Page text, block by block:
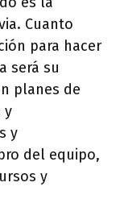
Cuanto
para hacer
será su
planes de
y
y
del equipo,
y